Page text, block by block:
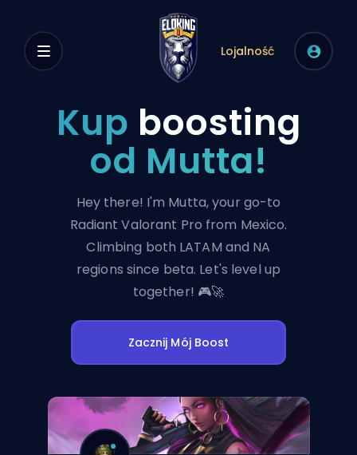
Lojalność
Kup boosting
od Mutta!
Hey there! I'm Mutta, your go-to
Radiant Valorant Pro from Mexico.
Climbing both LATAM and NA
regions since beta. Let's level up
together! 🎮🚀
Zacznij Mój Boost